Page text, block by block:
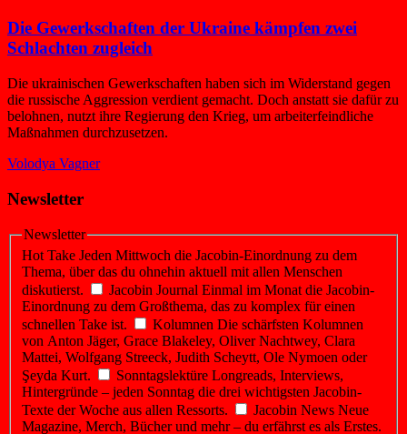
Die Gewerkschaften der Ukraine kämpfen zwei
Schlachten zugleich
Die ukrainischen Gewerkschaften haben sich im Widerstand gegen
die russische Aggression verdient gemacht. Doch anstatt sie dafür zu
belohnen, nutzt ihre Regierung den Krieg, um arbeiterfeindliche
Maßnahmen durchzusetzen.
Volodya Vagner
Newsletter
Newsletter
Hot Take Jeden Mittwoch die Jacobin-Einordnung zu dem
Thema, über das du ohnehin aktuell mit allen Menschen
diskutierst.
Jacobin Journal Einmal im Monat die Jacobin-
Einordnung zu dem Großthema, das zu komplex für einen
schnellen Take ist.
Kolumnen Die schärfsten Kolumnen
von Anton Jäger, Grace Blakeley, Oliver Nachtwey, Clara
Mattei, Wolfgang Streeck, Judith Scheytt, Ole Nymoen oder
Şeyda Kurt.
Sonntagslektüre Longreads, Interviews,
Hintergründe – jeden Sonntag die drei wichtigsten Jacobin-
Texte der Woche aus allen Ressorts.
Jacobin News Neue
Magazine, Merch, Bücher und mehr – du erfährst es als Erstes.